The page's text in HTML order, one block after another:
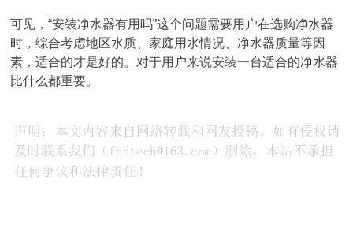
可见，“安装净水器有用吗”这个问题需要用户在选购净水器
时，综合考虑地区水质、家庭用水情况、净水器质量等因
素，适合的才是好的。对于用户来说安装一台适合的净水器
比什么都重要。